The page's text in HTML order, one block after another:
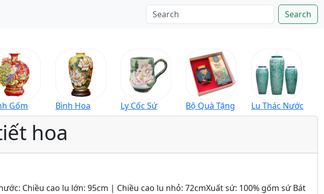
Search
Gốm Bình Hoa Ly Cốc Sứ Bộ Quà Tặng Lu Thác Nước
hoa
Chiều cao lu lớn: 95cm | Chiều cao lu nhỏ: 72cmXuất sứ: 100% gốm sứ Bát